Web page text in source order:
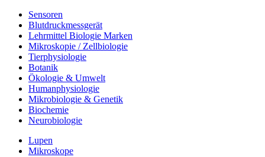
Sensoren
Blutdruckmessgerät
Lehrmittel Biologie Marken
Mikroskopie / Zellbiologie
Tierphysiologie
Botanik
Ökologie & Umwelt
Humanphysiologie
Mikrobiologie & Genetik
Biochemie
Neurobiologie
Lupen
Mikroskope